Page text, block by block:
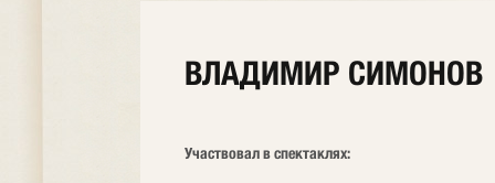
ВЛАДИМИР СИМОНОВ
Участвовал в спектаклях: